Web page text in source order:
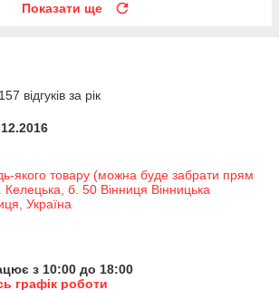
Показати ще
відгуків за рік
якого товару (можна буде забрати прям
Келецька, б. 50 Вінниця Вінницька
Україна
з 10:00 до 18:00
графік роботи